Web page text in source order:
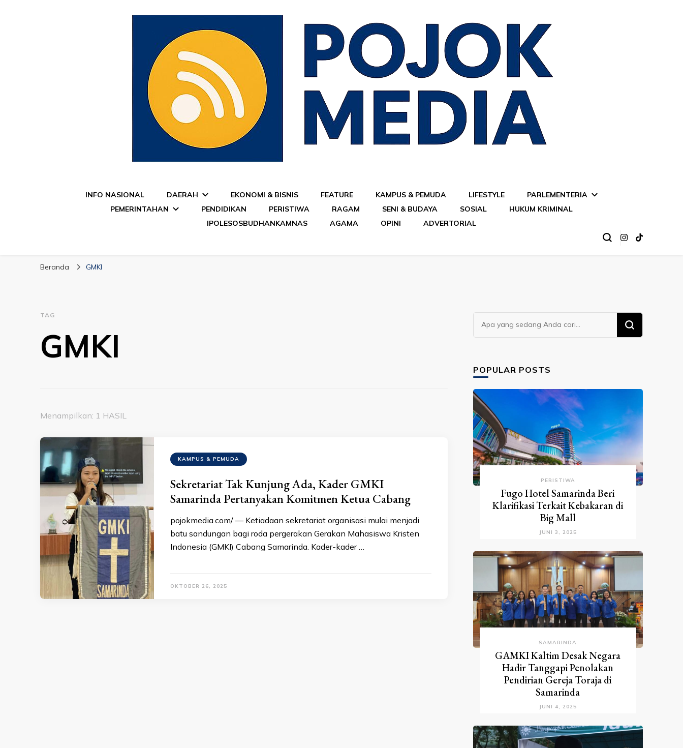
INFO NASIONAL DAERAH EKONOMI & BISNIS FEATURE KAMPUS & PEMUDA LIFESTYLE
PARLEMENTERIA
PEMERINTAHAN
PENDIDIKAN PERISTIWA RAGAM SENI & BUDAYA SOSIAL
HUKUM KRIMINAL
IPOLESOSBUDHANKAMNAS
AGAMA OPINI ADVERTORIAL
Beranda GMKI
TAG
GMKI
Menampilkan: 1 HASIL
KAMPUS & PEMUDA
Sekretariat Tak Kunjung Ada, Kader GMKI
Samarinda Pertanyakan Komitmen Ketua Cabang
pojokmedia.com/ — Ketiadaan sekretariat organisasi mulai menjadi
batu sandungan bagi roda pergerakan Gerakan Mahasiswa Kristen
Indonesia (GMKI) Cabang Samarinda. Kader-kader …
OKTOBER 26, 2025
Mencari
Sesuatu?
POPULAR POSTS
PERISTIWA
Fugo Hotel Samarinda Beri
Klarifikasi Terkait Kebakaran di
Big Mall
JUNI 3, 2025
SAMARINDA
GAMKI Kaltim Desak Negara
Hadir Tanggapi Penolakan
Pendirian Gereja Toraja di
Samarinda
JUNI 4, 2025